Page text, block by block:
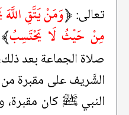
تعالى: ﴿
مِنْ حَيْثُ لَا يَحْتَسِبُ﴾
صلاة الجماعة بعد
الشَّريف على مقبرة
النبي ﷺ كان مقبرة،